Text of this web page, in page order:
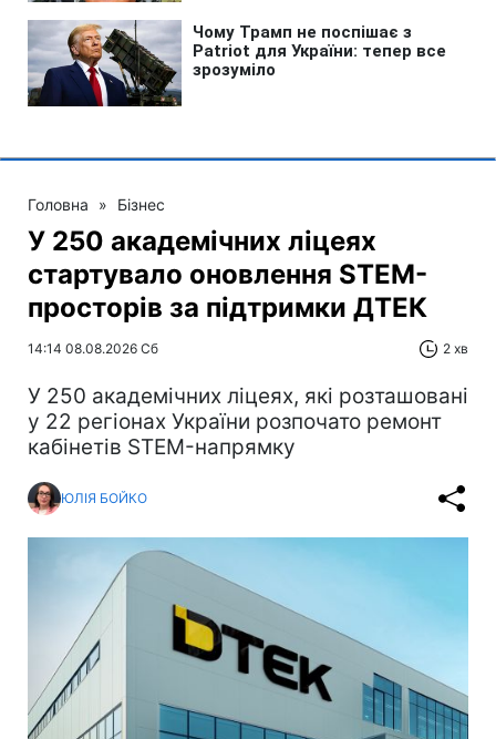
Головна » Бізнес
У 250 академічних ліцеях
стартувало оновлення STEM-
просторів за підтримки ДТЕК​‌
14:14 08.08.2026 Сб 2 хв
У 250 академічних ліцеях, які розташовані
у 22 регіонах України розпочато ремонт
кабінетів STEM-напрямку
ЮЛІЯ БОЙКО